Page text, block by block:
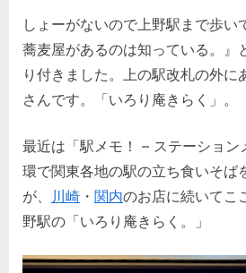
へ
の
しょーがないので上野駅まで歩い
蕎麦屋があるのは知っている。』
り付きました。上の駅改札の外に
さんです。「いろり庵きらく」。
最近は「駅メモ！ – ステーション
環で関東各地の駅の立ち食いそば
が、 川崎 ・ 関内のお店に続いてこ
野駅の「いろり庵きらく。」